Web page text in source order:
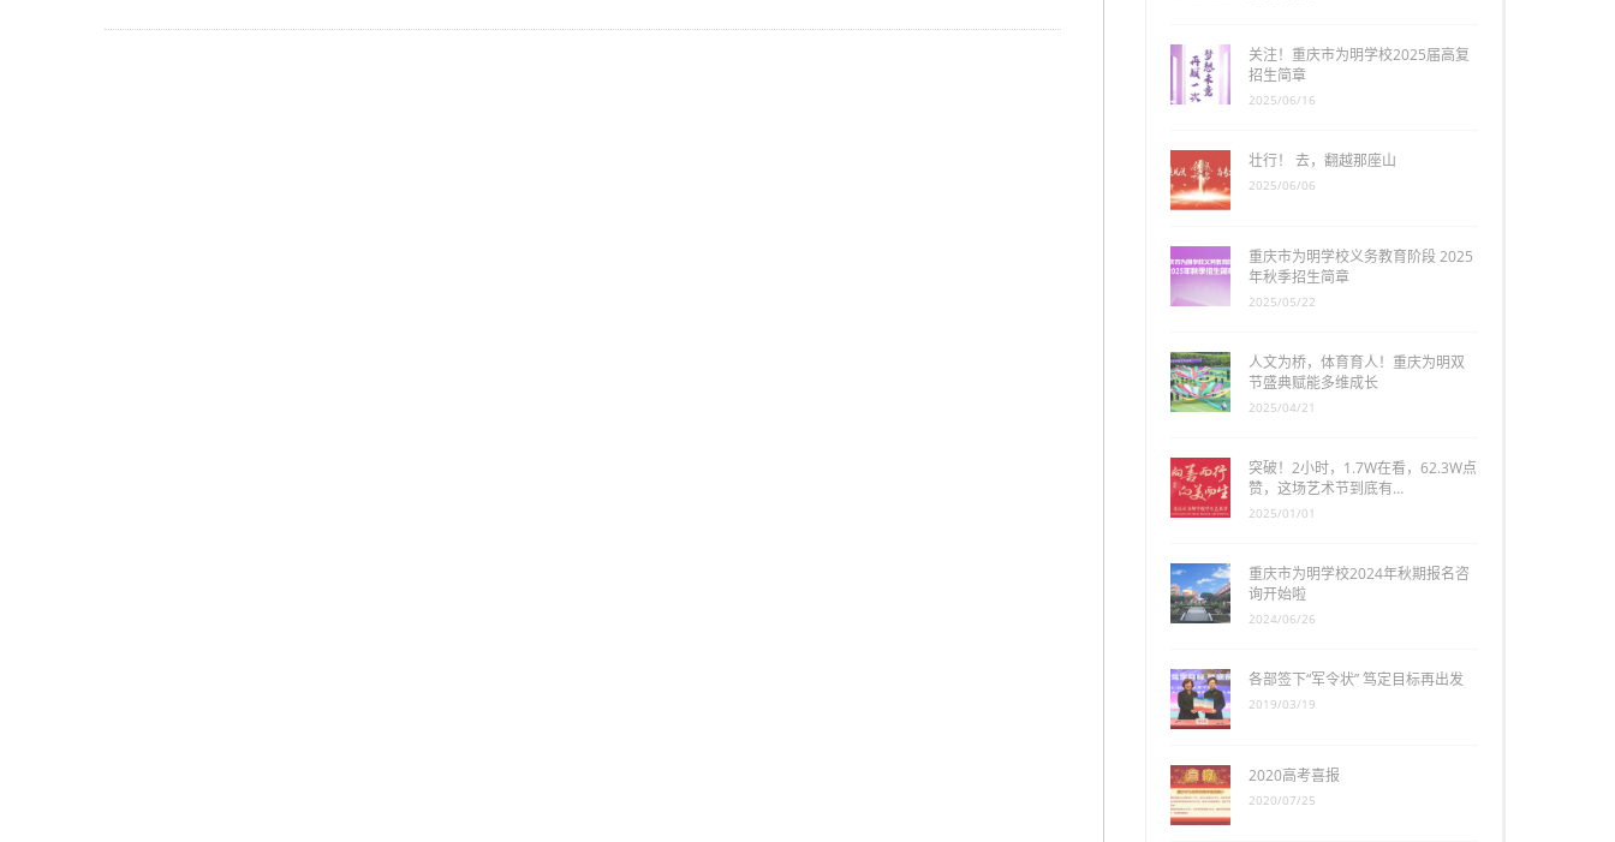
关注！重庆市为明学校2025届高复
招生简章
2025/06/16
壮行！ 去，翻越那座山
2025/06/06
重庆市为明学校义务教育阶段 2025
年秋季招生简章
2025/05/22
人文为桥，体育育人！重庆为明双
节盛典赋能多维成长
2025/04/21
突破！2小时，1.7W在看，62.3W点
赞，这场艺术节到底有…
2025/01/01
重庆市为明学校2024年秋期报名咨
询开始啦
2024/06/26
各部签下“军令状” 笃定目标再出发
2019/03/19
2020高考喜报
2020/07/25